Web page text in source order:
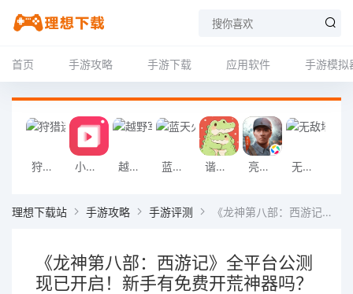
首页 手游攻略 手游下载 应用软件 手游模拟
狩猎迷城恐龙大战游戏 小影记app 越野军事卡车司机游戏 蓝天火龙传奇安卓版 谐音梗游戏 亮剑2026官方版 无敌塔防王游戏
理想下载站 手游攻略 手游评测 《龙神第八部：西游记》全平台公测现已开启！新手有免费开荒神器吗？
《龙神第八部：西游记》全平台公测
现已开启！新手有免费开荒神器吗？